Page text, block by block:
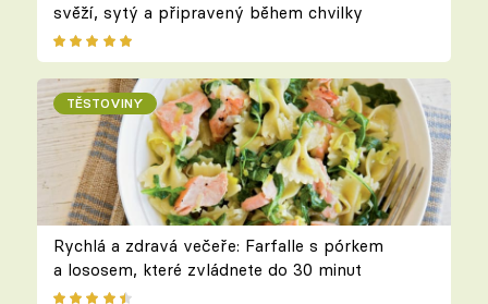
svěží, sytý a připravený během chvilky
TĚSTOVINY
Rychlá a zdravá večeře: Farfalle s pórkem
a lososem, které zvládnete do 30 minut